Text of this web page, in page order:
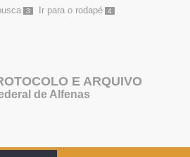
3 Ir para o rodapé 4
E ARQUIVO
de Alfenas